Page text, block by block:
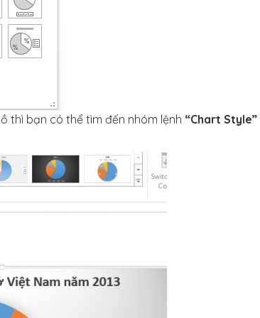
thì bạn có thể tìm đến nhóm lệnh “Chart Style”